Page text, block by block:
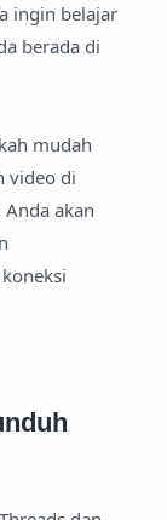
ingin belajar
berada di
mudah
video di
akan